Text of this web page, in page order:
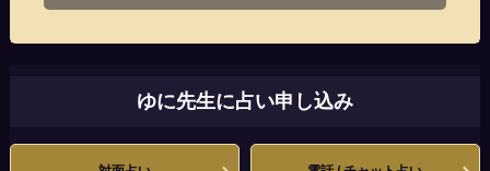
ゆに先生に占い申し込み